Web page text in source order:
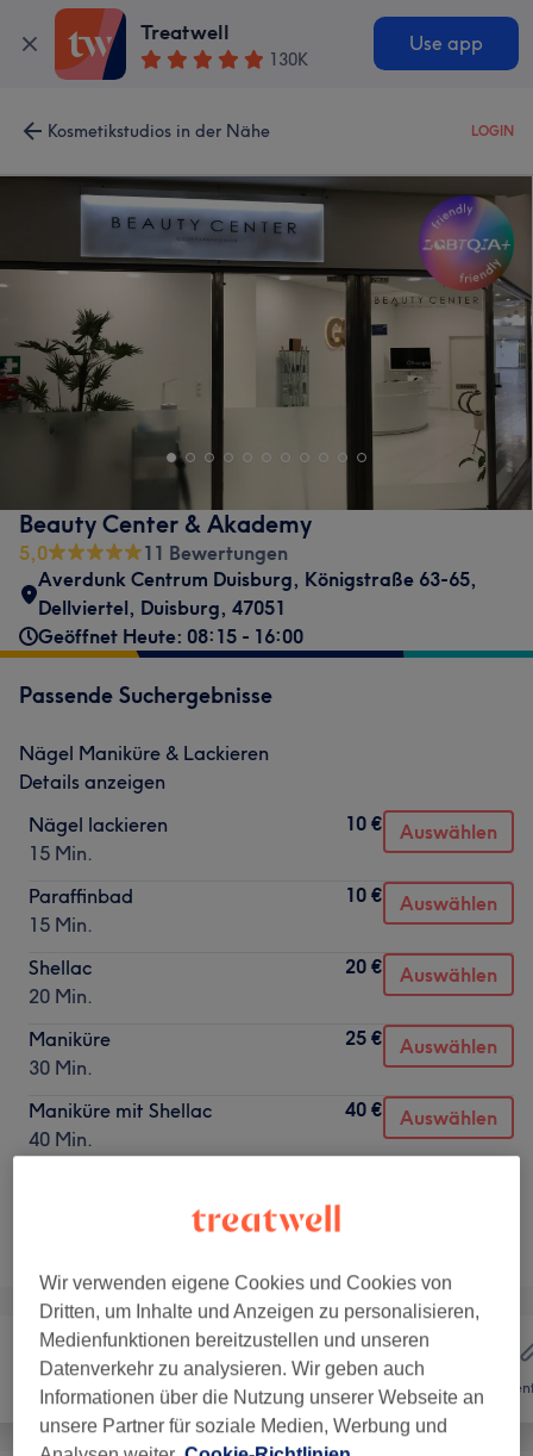
Treatwell
130K
Use app
Kosmetikstudios in der Nähe LOGIN
Beauty Center & Akademy
5,0
11 Bewertungen
Averdunk Centrum Duisburg, Königstraße 63-65,
Dellviertel, Duisburg, 47051
Geöffnet Heute: 08:15 - 16:00
Passende Suchergebnisse
Nägel Maniküre & Lackieren
Details anzeigen
Nägel lackieren
15 Min.
10 € Auswählen
Paraffinbad
15 Min.
10 € Auswählen
Shellac
20 Min.
20 € Auswählen
Maniküre
30 Min.
25 € Auswählen
Maniküre mit Shellac
40 Min.
40 € Auswählen
Nicht gefunden wonach du gesucht hast?
Friseur
Wir verwenden eigene Cookies und Cookies von
Dritten, um Inhalte und Anzeigen zu personalisieren,
Medienfunktionen bereitzustellen und unseren
Datenverkehr zu analysieren. Wir geben auch
Informationen über die Nutzung unserer Webseite an
unsere Partner für soziale Medien, Werbung und